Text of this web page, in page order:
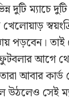
দুটি ম্যাচে
পড়বেন। তাই
আগে
আবার
উঠলেও সেই